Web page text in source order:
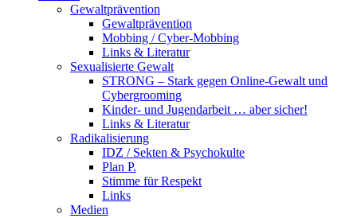
Gewaltprävention
Gewaltprävention
Mobbing / Cyber-Mobbing
Links & Literatur
Sexualisierte Gewalt
STRONG – Stark gegen Online-Gewalt und
Cybergrooming
Kinder- und Jugendarbeit … aber sicher!
Links & Literatur
Radikalisierung
IDZ / Sekten & Psychokulte
Plan P.
Stimme für Respekt
Links
Medien